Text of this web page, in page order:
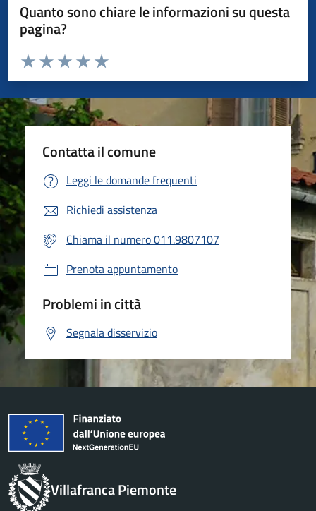
Quanto sono chiare le informazioni su questa
pagina?
Valuta da 1 a 5 stelle la pagina
Valuta 5 stelle su 5
Valuta 4 stelle su 5
Valuta 3 stelle su 5
Valuta 2 stelle su 5
Valuta 1 stelle su 5
Contatta il comune
Leggi le domande frequenti
Richiedi assistenza
Chiama il numero 011.9807107
Prenota appuntamento
Problemi in città
Segnala disservizio
Villafranca Piemonte